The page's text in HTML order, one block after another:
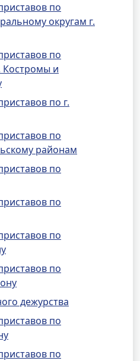
по
округам г.
по
Костромы и
по г.
по
районам
по
по
по
по
дежурства
по
по